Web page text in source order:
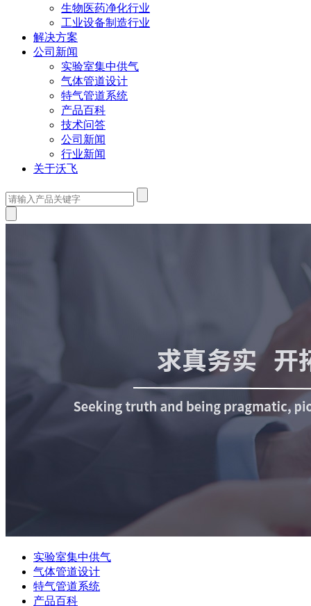
生物医药净化行业
工业设备制造行业
解决方案
公司新闻
实验室集中供气
气体管道设计
特气管道系统
产品百科
技术问答
公司新闻
行业新闻
关于沃飞
实验室集中供气
气体管道设计
特气管道系统
产品百科